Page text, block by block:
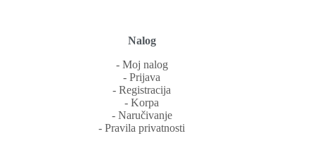
Nalog
‐ Moj nalog
‐ Prijava
‐ Registracija
‐ Korpa
‐ Naručivanje
‐ Pravila privatnosti